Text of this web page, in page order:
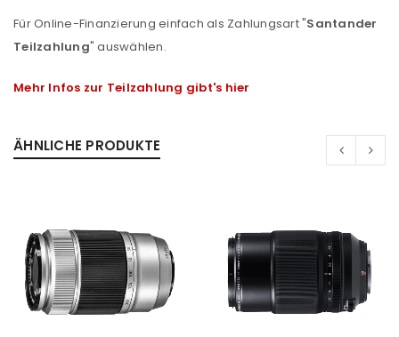
Für Online-Finanzierung einfach als Zahlungsart "Santander
Teilzahlung" auswählen.
Mehr Infos zur Teilzahlung gibt's hier
ÄHNLICHE PRODUKTE